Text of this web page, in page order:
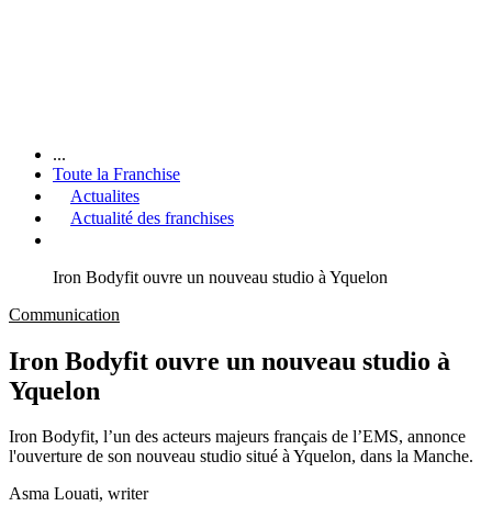
...
Toute la Franchise
Actualites
Actualité des franchises
Iron Bodyfit ouvre un nouveau studio à Yquelon
Communication
Iron Bodyfit ouvre un nouveau studio à
Yquelon
Iron Bodyfit, l’un des acteurs majeurs français de l’EMS, annonce
l'ouverture de son nouveau studio situé à Yquelon, dans la Manche.
Asma Louati, writer